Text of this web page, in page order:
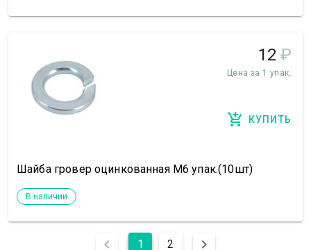
12 ₽
Цена за 1 упак.
КУПИТЬ
Шайба гровер оцинкованная М6 упак.(10шт)
В наличии
1 2